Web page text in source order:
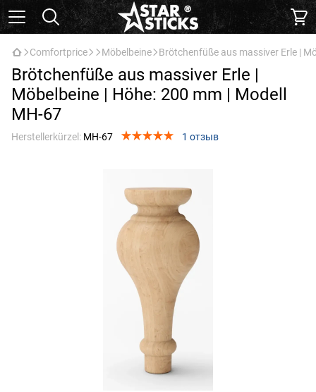
Comfortprice Möbelbeine Brötchenfüße aus massiver Erle |
Brötchenfüße aus massiver Erle |
Möbelbeine | Höhe: 200 mm | Modell
МН-67
Herstellerkürzel: МН-67 1 отзыв